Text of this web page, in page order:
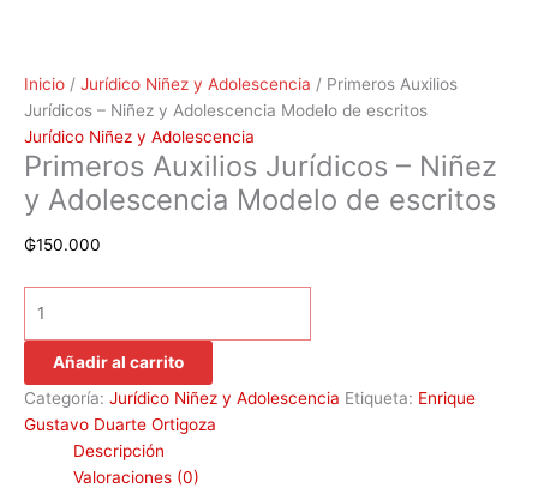
Inicio / Jurídico Niñez y Adolescencia / Primeros Auxilios
Jurídicos – Niñez y Adolescencia Modelo de escritos
Jurídico Niñez y Adolescencia
Primeros Auxilios Jurídicos – Niñez
y Adolescencia Modelo de escritos
₲150.000
Añadir al carrito
Categoría: Jurídico Niñez y Adolescencia Etiqueta: Enrique
Gustavo Duarte Ortigoza
Descripción
Valoraciones (0)